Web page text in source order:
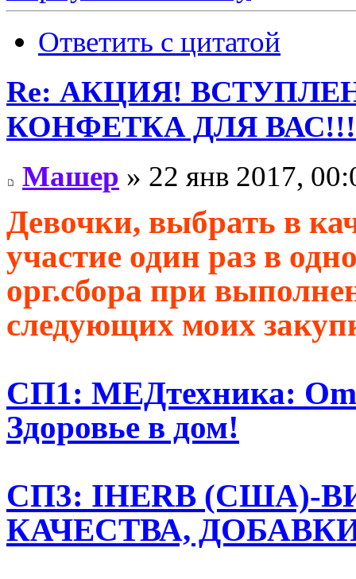
Ответить с цитатой
Re: АКЦИЯ!
КОНФЕТКА ДЛЯ ВАС!!!
Машер » 22 янв 2017,
Девочки, выбрать в
участие один раз в
орг.сбора при
следующих моих
СП1: МЕДтехника:
Здоровье в дом!
СП3: IHERB (США)-
КАЧЕСТВА,